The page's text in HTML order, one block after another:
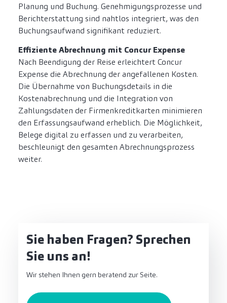
Planung und Buchung. Genehmigungsprozesse und
Berichterstattung sind nahtlos integriert, was den
Buchungsaufwand signifikant reduziert.
Effiziente Abrechnung mit Concur Expense
Nach Beendigung der Reise erleichtert Concur
Expense die Abrechnung der angefallenen Kosten.
Die Übernahme von Buchungsdetails in die
Kostenabrechnung und die Integration von
Zahlungsdaten der Firmenkreditkarten minimieren
den Erfassungsaufwand erheblich. Die Möglichkeit,
Belege digital zu erfassen und zu verarbeiten,
beschleunigt den gesamten Abrechnungsprozess
weiter.
Sie haben Fragen? Sprechen
Sie uns an!
Wir stehen Ihnen gern beratend zur Seite.